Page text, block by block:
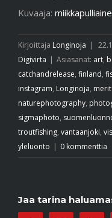
Kuvaaja:
Kirjoittaja Longinoja |
Digivirta | Asiasanat: art,
catchandrelease, finland,
instagram, Longinoja,
naturephotography,
sigmaphoto,
troutfishing, vantaanjoki,
yleluonto | 0 kommenttia
Jaa tarina